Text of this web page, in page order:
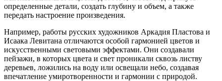
определенные детали, создать глубину и объем, а также
передать настроение произведения.
Например, работы русских художников Аркадия Пластова и
Исаака Левитана отличаются особой гармонией цветов и
искусственными световыми эффектами. Они создавали
пейзажи, в которых цвета и свет проникали сквозь листву
деревьев, ложились на воду или освещали небо, создавая
впечатление умиротворенности и гармонии с природой.